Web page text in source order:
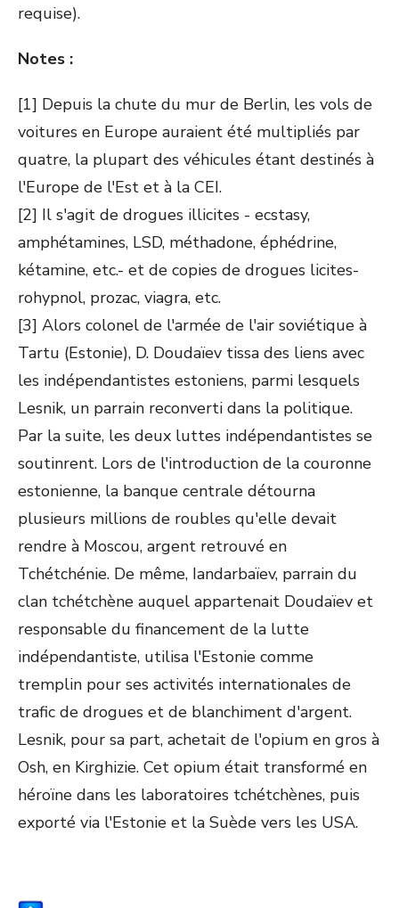
requise).
Notes :
[1] Depuis la chute du mur de Berlin, les vols de
voitures en Europe auraient été multipliés par
quatre, la plupart des véhicules étant destinés à
l'Europe de l'Est et à la CEI.
[2] Il s'agit de drogues illicites - ecstasy,
amphétamines, LSD, méthadone, éphédrine,
kétamine, etc.- et de copies de drogues licites-
rohypnol, prozac, viagra, etc.
[3] Alors colonel de l'armée de l'air soviétique à
Tartu (Estonie), D. Doudaïev tissa des liens avec
les indépendantistes estoniens, parmi lesquels
Lesnik, un parrain reconverti dans la politique.
Par la suite, les deux luttes indépendantistes se
soutinrent. Lors de l'introduction de la couronne
estonienne, la banque centrale détourna
plusieurs millions de roubles qu'elle devait
rendre à Moscou, argent retrouvé en
Tchétchénie. De même, Iandarbaïev, parrain du
clan tchétchène auquel appartenait Doudaïev et
responsable du financement de la lutte
indépendantiste, utilisa l'Estonie comme
tremplin pour ses activités internationales de
trafic de drogues et de blanchiment d'argent.
Lesnik, pour sa part, achetait de l'opium en gros à
Osh, en Kirghizie. Cet opium était transformé en
héroïne dans les laboratoires tchétchènes, puis
exporté via l'Estonie et la Suède vers les USA.